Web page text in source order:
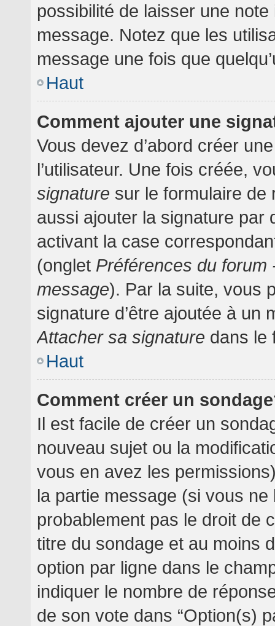
possibilité de laisser une note
message. Notez que les
message une fois que
Haut
Comment ajouter une
Vous devez d’abord créer
l’utilisateur. Une fois créée,
signature sur le formulaire de
aussi ajouter la signature par
activant la case
(onglet Préférences du
message). Par la suite, vous
signature d’être ajoutée à un
Attacher sa signature dans le
Haut
Comment créer un
Il est facile de créer un
nouveau sujet ou la
vous en avez les
la partie message (si vous ne
probablement pas le droit de
titre du sondage et au moins
option par ligne dans le
indiquer le nombre de
de son vote dans “Option(s)